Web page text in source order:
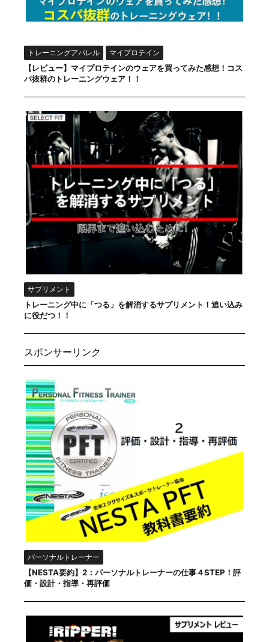
トレーニングアパレル マイプロテイン
【レビュー】マイプロテインのウェアを買ってみた感想！コス
パ抜群のトレーニングウェア！！
サプリメント
トレーニング中に「つる」を解消するサプリメント！追い込み
に役だつ！！
スポンサーリンク
パーソナルトレーナー
【NESTA要約】2：パーソナルトレーナーの仕事４STEP！評
価・設計・指導・再評価